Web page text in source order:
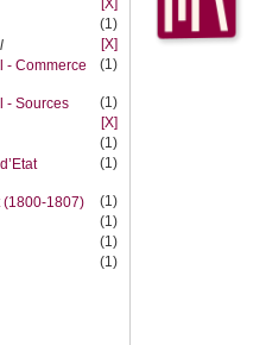
[X]
(1)
[X]
- Commerce
(1)
- Sources
(1)
[X]
(1)
(1)
(1800-1807)
(1)
(1)
(1)
(1)